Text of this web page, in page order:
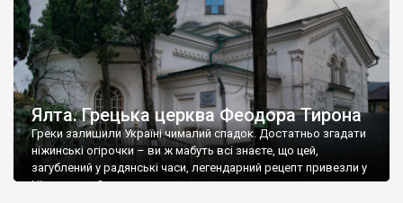
Ялта. Грецька церква Феодора Тирона
Греки залишили Україні чималий спадок. Достатньо згадати
ніжинські огірочки – ви ж мабуть всі знаєте, що цей,
загублений у радянські часи, легендарний рецепт привезли у
Ніжин греки?